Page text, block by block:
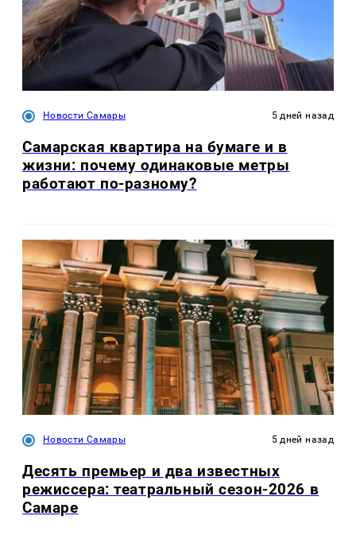
Новости Самары 5 дней назад
Самарская квартира на бумаге и в
жизни: почему одинаковые метры
работают по-разному?
Новости Самары 5 дней назад
Десять премьер и два известных
режиссера: театральный сезон-2026 в
Самаре